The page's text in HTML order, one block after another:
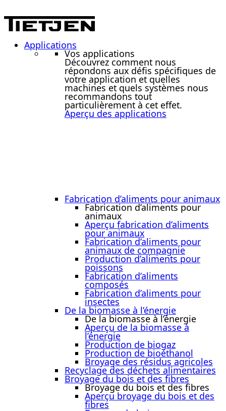
Applications
Vos applications
Découvrez comment nous
répondons aux défis spécifiques de
votre application et quelles
machines et quels systèmes nous
recommandons tout
particulièrement à cet effet.
Aperçu des applications
Fabrication d’aliments pour animaux
Fabrication d’aliments pour
animaux
Aperçu fabrication d’aliments
pour animaux
Fabrication d’aliments pour
animaux de compagnie
Production d’aliments pour
poissons
Fabrication d’aliments
composés
Fabrication d’aliments pour
insectes
De la biomasse à l’énergie
De la biomasse à l’énergie
Aperçu de la biomasse à
l’énergie
Production de biogaz
Production de bioéthanol
Broyage des résidus agricoles
Recyclage des déchets alimentaires
Broyage du bois et des fibres
Broyage du bois et des fibres
Aperçu broyage du bois et des
fibres